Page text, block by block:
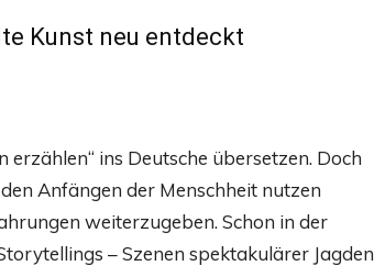
Kunst neu entdeckt
erzählen“ ins Deutsche übersetzen. Doch
Anfängen der Menschheit nutzen
weiterzugeben. Schon in der
– Szenen spektakulärer Jagden